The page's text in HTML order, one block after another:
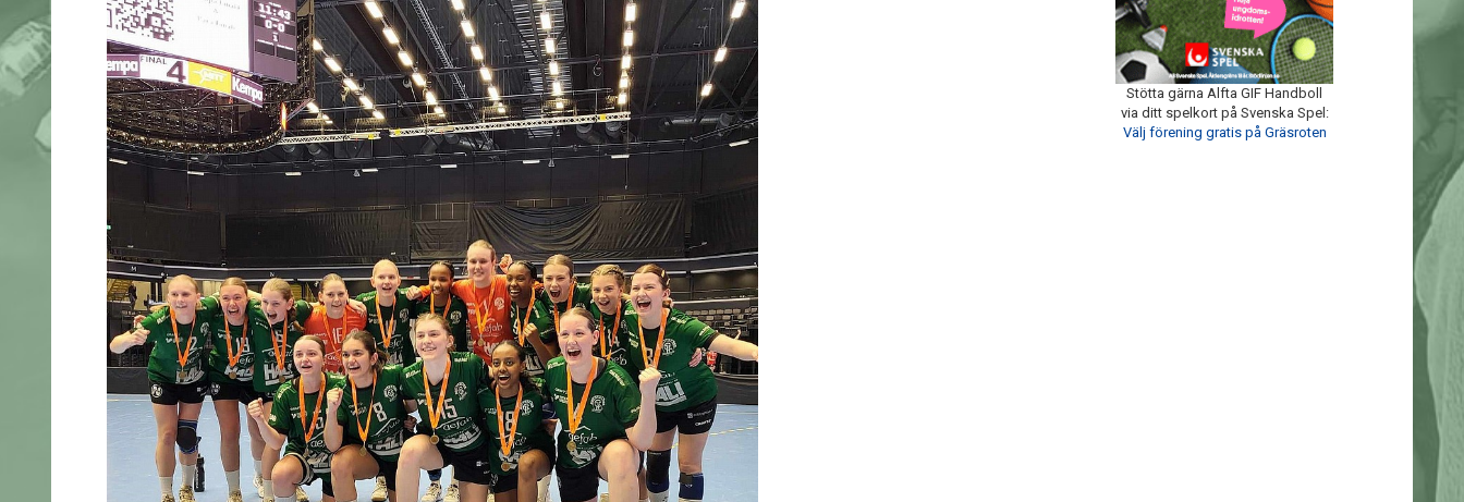
Stötta gärna Alfta GIF Handboll
via ditt spelkort på Svenska Spel:
Välj förening gratis på Gräsroten